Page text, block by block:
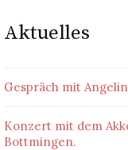
Aktuelles
Gespräch mit
Konzert mit dem
Bottmingen.